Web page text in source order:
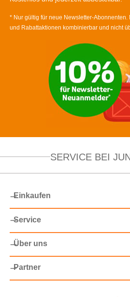
* Nur gültig für neue Newsletter-
und Rabattaktionen kombinierbar und nicht
SERVICE BEI
Einkaufen
Service
Über uns
Partner